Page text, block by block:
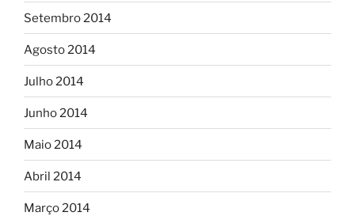
Setembro 2014
Agosto 2014
Julho 2014
Junho 2014
Maio 2014
Abril 2014
Março 2014